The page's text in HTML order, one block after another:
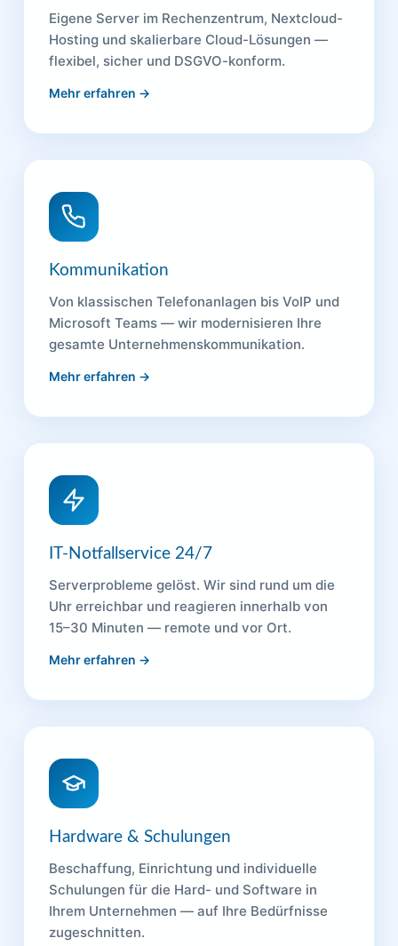
Eigene Server im Rechenzentrum, Nextcloud-
Hosting und skalierbare Cloud-Lösungen —
flexibel, sicher und DSGVO-konform.
Mehr erfahren →
Kommunikation
Von klassischen Telefonanlagen bis VoIP und
Microsoft Teams — wir modernisieren Ihre
gesamte Unternehmenskommunikation.
Mehr erfahren →
IT-Notfallservice 24/7
Serverprobleme gelöst. Wir sind rund um die
Uhr erreichbar und reagieren innerhalb von
15–30 Minuten — remote und vor Ort.
Mehr erfahren →
Hardware & Schulungen
Beschaffung, Einrichtung und individuelle
Schulungen für die Hard- und Software in
Ihrem Unternehmen — auf Ihre Bedürfnisse
zugeschnitten.